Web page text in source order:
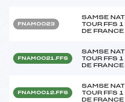
FNAM0023
SAMSE
TOUR FFS
DE FRANCE
FNAM0021.FFS
SAMSE
TOUR FFS
DE FRANCE
FNAM0012.FFS
SAMSE
TOUR FFS
DE FRANCE